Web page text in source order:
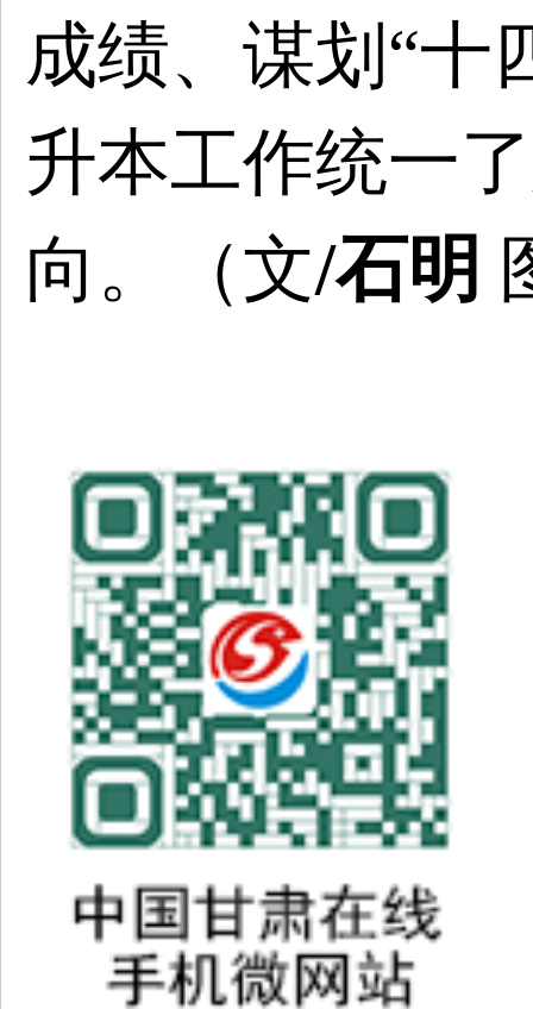
成绩、谋划“十
升本工作统一
向。（文/石明